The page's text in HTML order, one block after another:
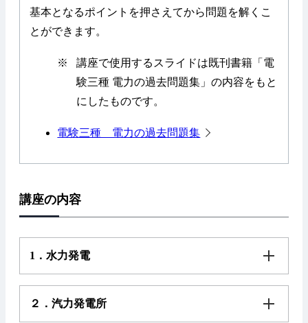
基本となるポイントを押さえてから問題を解くこ
とができます。
※
講座で使用するスライドは既刊書籍「電
験三種 電力の過去問題集」の内容をもと
にしたものです。
電験三種 電力の過去問題集
講座の内容
1．水力発電
２．汽力発電所